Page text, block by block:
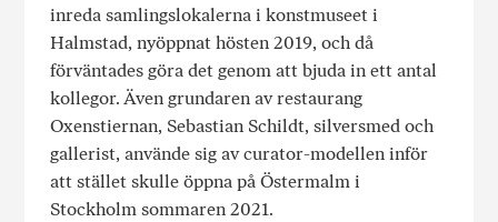
inreda samlingslokalerna i konstmuseet i
Halmstad, nyöppnat hösten 2019, och då
förväntades göra det genom att bjuda in ett antal
kollegor. Även grundaren av restaurang
Oxenstiernan, Sebastian Schildt, silversmed och
gallerist, använde sig av curator-modellen inför
att stället skulle öppna på Östermalm i
Stockholm sommaren 2021.